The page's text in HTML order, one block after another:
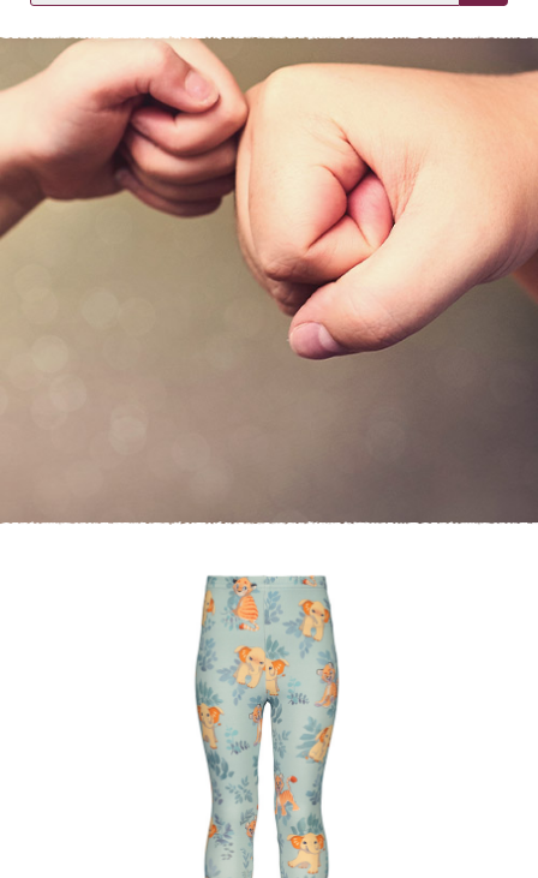
KIRJAUDU SISÄÄN
Etkö ole vielä asiakkaamme?
Luo asiakastili tästä!